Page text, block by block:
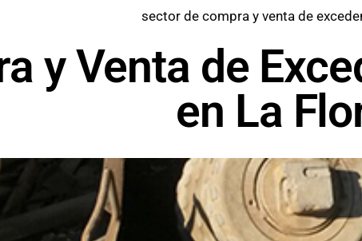
sector de compra y venta de
y Venta de
en La